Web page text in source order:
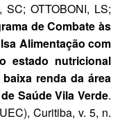
OTTOBONI, LS;
de Combate às
Alimentação com
estado nutricional
renda da área
Saúde Vila Verde.
Curitiba, v. 5, n.